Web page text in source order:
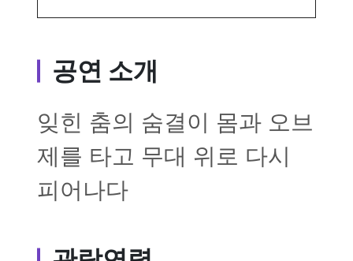
공연 소개
잊힌 춤의 숨결이 몸과 오브
제를 타고 무대 위로 다시
피어나다